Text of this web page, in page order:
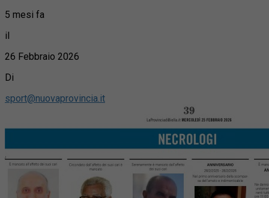
5 mesi fa
il
26 Febbraio 2026
Di
sport@nuovaprovincia.it